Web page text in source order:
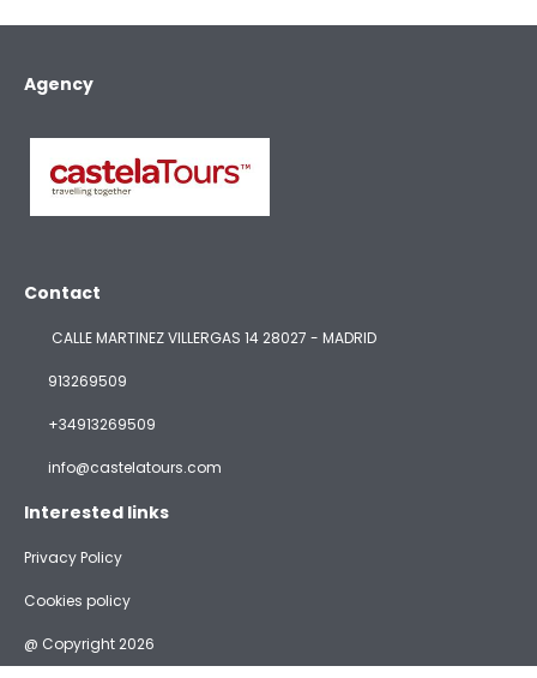
Agency
Contact
CALLE MARTINEZ VILLERGAS 14 28027 - MADRID
913269509
+34913269509
info@castelatours.com
Interested links
Privacy Policy
Cookies policy
@ Copyright 2026